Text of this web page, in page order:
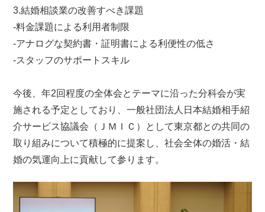
3.結婚相談業の改善すべき課題
-料金課題による利用者制限
-アナログな契約書・証明書による利便性の低さ
-スタッフのサポートスキル
今後、年2回程度の全体会とテーマに沿った分科会が実
施される予定としており、一般社団法人日本結婚相手紹
介サービス協議会（ＪＭＩＣ）として東京都との共同の
取り組みについて積極的に提案し、社会全体の婚活・結
婚の気運向上に貢献して参ります。